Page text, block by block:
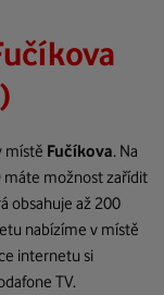
místě Fučíkova. Na
máte možnost zařídit
obsahuje až 200
nabízíme v místě
internetu si
TV.